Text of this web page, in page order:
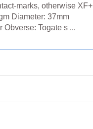
marks, otherwise XF+
Diameter: 37mm
Obverse: Togate s ...